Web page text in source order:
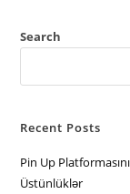
Search
Recent Posts
Pin Up
Üstünlüklər